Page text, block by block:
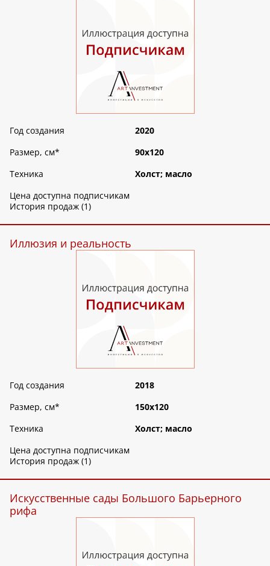
Год создания
2020
Размер, см*
90х120
Техника
Холст; масло
Цена доступна подписчикам
История продаж (1)
Иллюзия и реальность
Год создания
2018
Размер, см*
150х120
Техника
Холст; масло
Цена доступна подписчикам
История продаж (1)
Искусственные сады Большого Барьерного
рифа